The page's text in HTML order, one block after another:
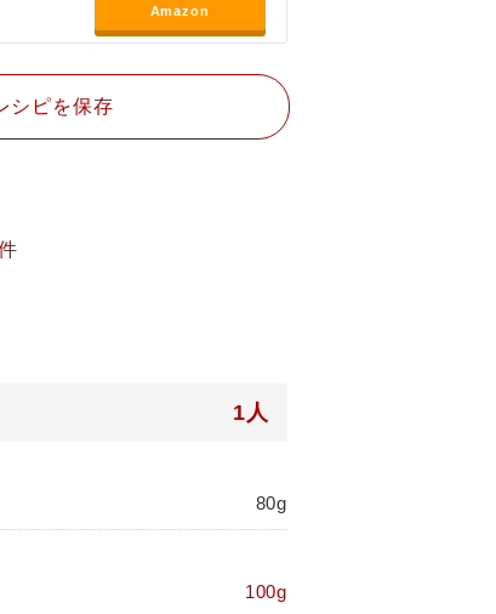
Amazon
シピを保存
1人
80g
100g